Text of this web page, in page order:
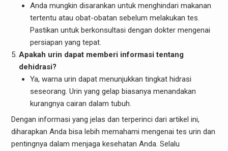
Anda mungkin disarankan untuk menghindari makanan
tertentu atau obat-obatan sebelum melakukan tes.
Pastikan untuk berkonsultasi dengan dokter mengenai
persiapan yang tepat.
Apakah urin dapat memberi informasi tentang
dehidrasi?
Ya, warna urin dapat menunjukkan tingkat hidrasi
seseorang. Urin yang gelap biasanya menandakan
kurangnya cairan dalam tubuh.
Dengan informasi yang jelas dan terperinci dari artikel ini,
diharapkan Anda bisa lebih memahami mengenai tes urin dan
pentingnya dalam menjaga kesehatan Anda. Selalu